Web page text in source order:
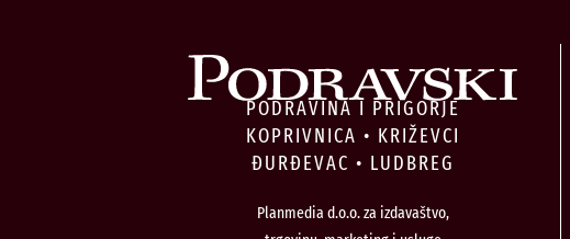
PODRAVINA I PRIGORJE
KOPRIVNICA • KRIŽEVCI
ĐURĐEVAC • LUDBREG
Planmedia d.o.o. za izdavaštvo,